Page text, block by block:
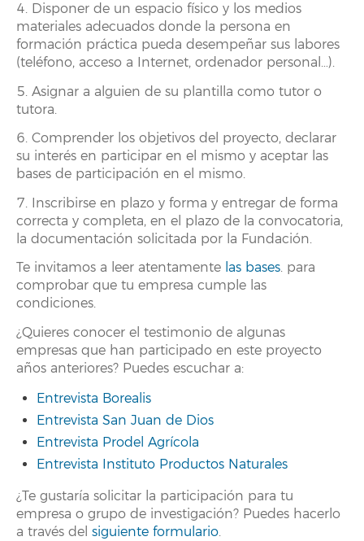
4. Disponer de un espacio físico y los medios
materiales adecuados donde la persona en
formación práctica pueda desempeñar sus labores
(teléfono, acceso a Internet, ordenador personal…).
5. Asignar a alguien de su plantilla como tutor o
tutora.
6. Comprender los objetivos del proyecto, declarar
su interés en participar en el mismo y aceptar las
bases de participación en el mismo.
7. Inscribirse en plazo y forma y entregar de forma
correcta y completa, en el plazo de la convocatoria,
la documentación solicitada por la Fundación.
Te invitamos a leer atentamente las bases. para
comprobar que tu empresa cumple las
condiciones.
¿Quieres conocer el testimonio de algunas
empresas que han participado en este proyecto
años anteriores? Puedes escuchar a:
Entrevista Borealis
Entrevista San Juan de Dios
Entrevista Prodel Agrícola
Entrevista Instituto Productos Naturales
¿Te gustaría solicitar la participación para tu
empresa o grupo de investigación? Puedes hacerlo
a través del siguiente formulario.